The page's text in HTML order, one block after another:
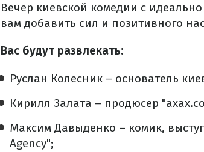
Вечер киевской комедии с
вам добавить сил и позитивного
Вас будут развлекать:
Руслан Колесник – основатель
Кирилл Залата – продюсер
Максим Давыденко – комик,
Agency";